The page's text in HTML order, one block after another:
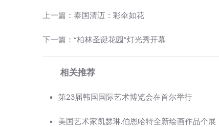
上一篇： 泰国清迈：彩伞如花
下一篇： “柏林圣诞花园”灯光秀开幕
相关推荐
第23届韩国国际艺术博览会在首尔举行
美国艺术家凯瑟琳.伯恩哈特全新绘画作品个展